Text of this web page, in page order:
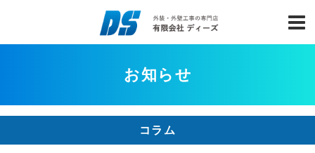
お知らせ
コラム